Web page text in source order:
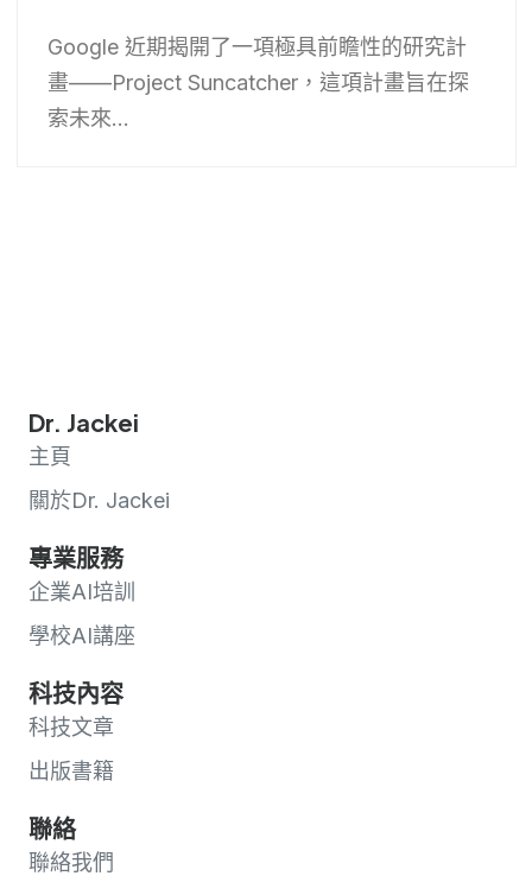
Google 近期揭開了一項極具前瞻性的研究計
畫——Project Suncatcher，這項計畫旨在探
索未來...
Dr. Jackei
主頁
關於Dr. Jackei
專業服務
企業AI培訓
學校AI講座
科技內容
科技文章
出版書籍
聯絡
聯絡我們